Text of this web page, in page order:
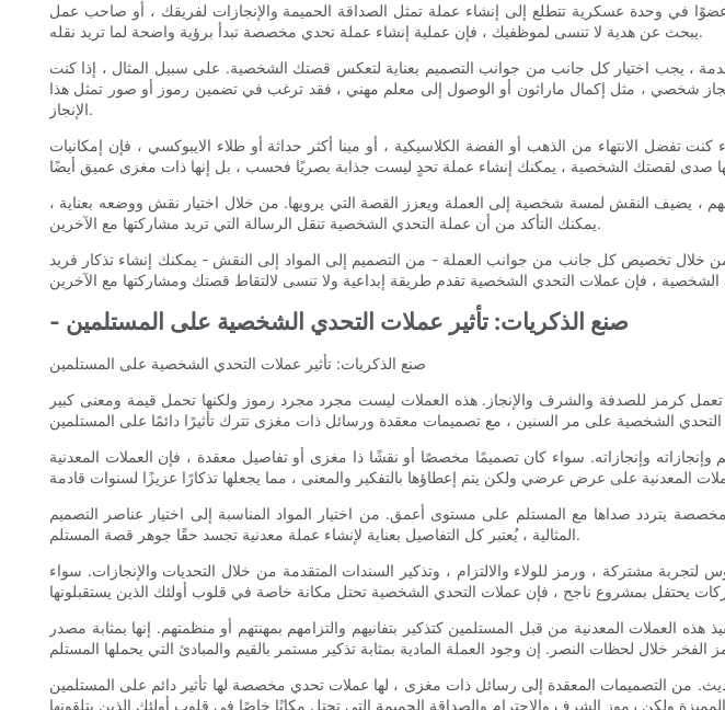
في وحدة عسكرية تتطلع إلى إنشاء عملة تمثل الصداقة الحميمة والإنجازات لفريقك ، أو صاحب عمل
يبحث عن هدية لا تنسى لموظفيك ، فإن عملية إنشاء عملة تحدي مخصصة تبدأ برؤية واضحة لما تريد نقله.
، يجب اختيار كل جانب من جوانب التصميم بعناية لتعكس قصتك الشخصية. على سبيل المثال ، إذا كنت
شخصي ، مثل إكمال ماراثون أو الوصول إلى معلم مهني ، فقد ترغب في تضمين رموز أو صور تمثل هذا
الإنجاز.
تفضل الانتهاء من الذهب أو الفضة الكلاسيكية ، أو مينا أكثر حداثة أو طلاء الايبوكسي ، فإن إمكانيات
النقش لمسة شخصية إلى العملة ويعزز القصة التي يرويها. من خلال اختيار نقش ووضعه بعناية ،
يمكنك التأكد من أن عملة التحدي الشخصية تنقل الرسالة التي تريد مشاركتها مع الآخرين.
من خلال تخصيص كل جانب من جوانب العملة - من التصميم إلى المواد إلى النقش - يمكنك إنشاء تذكار فريد
- صنع الذكريات: تأثير عملات التحدي الشخصية على المستلمين
صنع الذكريات: تأثير عملات التحدي الشخصية على المستلمين
تعمل كرمز للصدفة والشرف والإنجاز. هذه العملات ليست مجرد مجرد رموز ولكنها تحمل قيمة ومعنى كبير
وإنجازاته. سواء كان تصميمًا مخصصًا أو نقشًا ذا مغزى أو تفاصيل معقدة ، فإن العملات المعدنية
يتردد صداها مع المستلم على مستوى أعمق. من اختيار المواد المناسبة إلى اختيار عناصر التصميم
المثالية ، يُعتبر كل التفاصيل بعناية لإنشاء عملة معدنية تجسد حقًا جوهر قصة المستلم.
مشتركة ، ورمز للولاء والالتزام ، وتذكير السندات المتقدمة من خلال التحديات والإنجازات. سواء
العملات المعدنية من قبل المستلمين كتذكير بتفانيهم والتزامهم بمهنتهم أو منظمتهم. إنها بمثابة مصدر
من التصميمات المعقدة إلى رسائل ذات مغزى ، لها عملات تحدي مخصصة لها تأثير دائم على المستلمين